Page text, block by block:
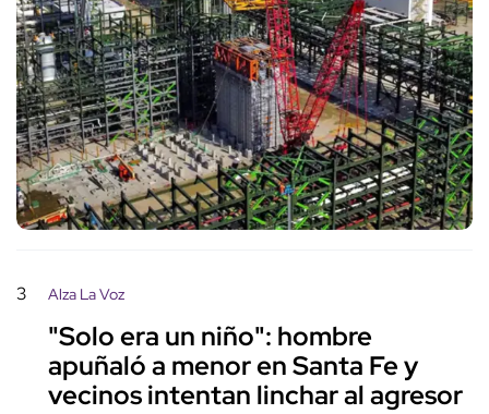
3 Alza La Voz
"Solo era un niño": hombre
apuñaló a menor en Santa Fe y
vecinos intentan linchar al agresor